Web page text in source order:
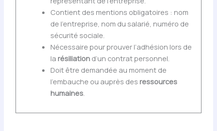
Contient des mentions obligatoires : nom
de l’entreprise, nom du salarié, numéro de
sécurité sociale.
Nécessaire pour prouver l’adhésion lors de
la résiliationd’un contrat personnel.
Doit être demandée au moment de
l’embauche ou auprès des ressources
humaines.